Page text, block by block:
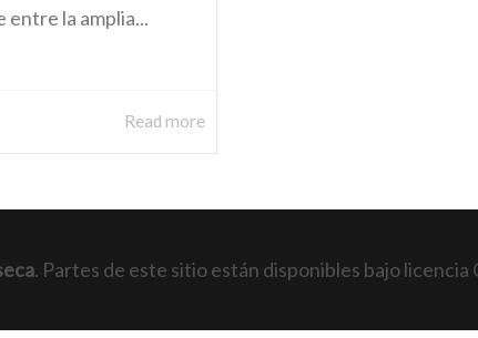
entre la amplia...
Read more
. Partes de este sitio están disponibles bajo licencia